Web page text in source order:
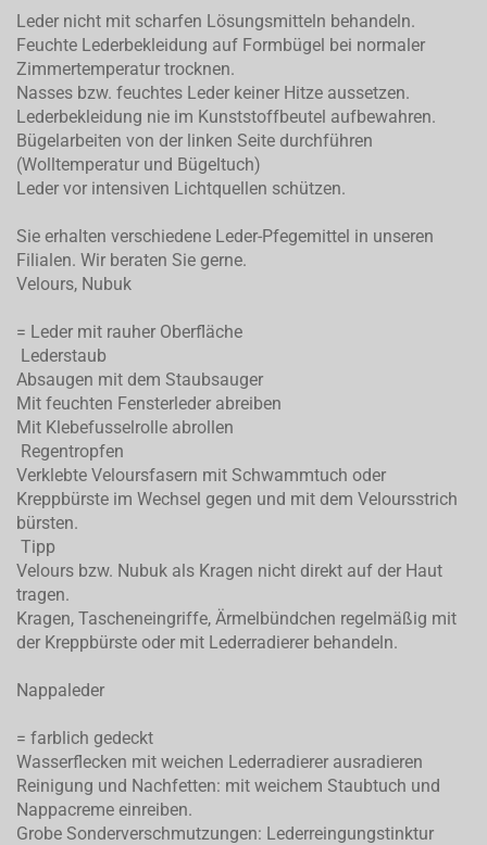
Leder nicht mit scharfen Lösungsmitteln behandeln.
Feuchte Lederbekleidung auf Formbügel bei normaler
Zimmertemperatur trocknen.
Nasses bzw. feuchtes Leder keiner Hitze aussetzen.
Lederbekleidung nie im Kunststoffbeutel aufbewahren.
Bügelarbeiten von der linken Seite durchführen
(Wolltemperatur und Bügeltuch)
Leder vor intensiven Lichtquellen schützen.
Sie erhalten verschiedene Leder-Pfegemittel in unseren
Filialen. Wir beraten Sie gerne.
Velours, Nubuk
= Leder mit rauher Oberfläche
Lederstaub
Absaugen mit dem Staubsauger
Mit feuchten Fensterleder abreiben
Mit Klebefusselrolle abrollen
Regentropfen
Verklebte Veloursfasern mit Schwammtuch oder
Kreppbürste im Wechsel gegen und mit dem Veloursstrich
bürsten.
Tipp
Velours bzw. Nubuk als Kragen nicht direkt auf der Haut
tragen.
Kragen, Tascheneingriffe, Ärmelbündchen regelmäßig mit
der Kreppbürste oder mit Lederradierer behandeln.
Nappaleder
= farblich gedeckt
Wasserflecken mit weichen Lederradierer ausradieren
Reinigung und Nachfetten: mit weichem Staubtuch und
Nappacreme einreiben.
Grobe Sonderverschmutzungen: Lederreingungstinktur